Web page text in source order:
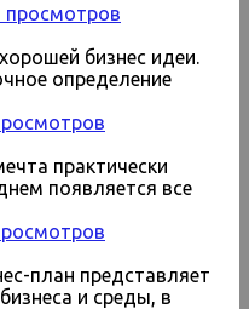
просмотров
бизнес идеи.
определение
практически
появляется все
план представляет
и среды, в